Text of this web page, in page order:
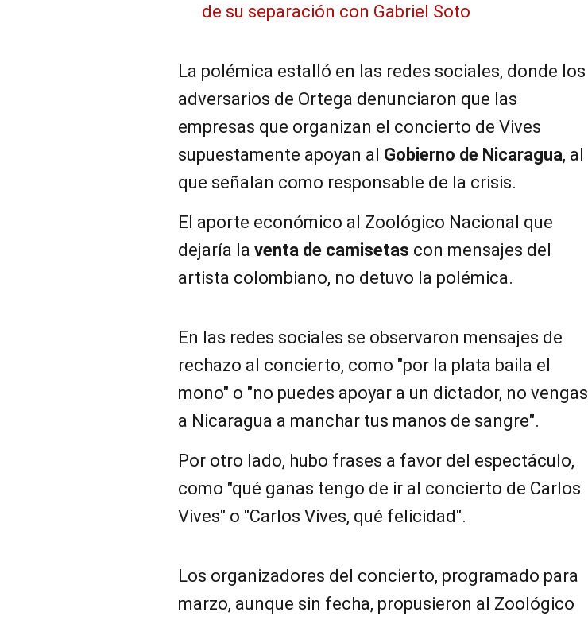
de su separación con Gabriel Soto
La polémica estalló en las redes sociales, donde los
adversarios de Ortega denunciaron que las
empresas que organizan el concierto de Vives
supuestamente apoyan al Gobierno de Nicaragua, al
que señalan como responsable de la crisis.
El aporte económico al Zoológico Nacional que
dejaría la venta de camisetas con mensajes del
artista colombiano, no detuvo la polémica.
En las redes sociales se observaron mensajes de
rechazo al concierto, como "por la plata baila el
mono" o "no puedes apoyar a un dictador, no vengas
a Nicaragua a manchar tus manos de sangre".
Por otro lado, hubo frases a favor del espectáculo,
como "qué ganas tengo de ir al concierto de Carlos
Vives" o "Carlos Vives, qué felicidad".
Los organizadores del concierto, programado para
marzo, aunque sin fecha, propusieron al Zoológico